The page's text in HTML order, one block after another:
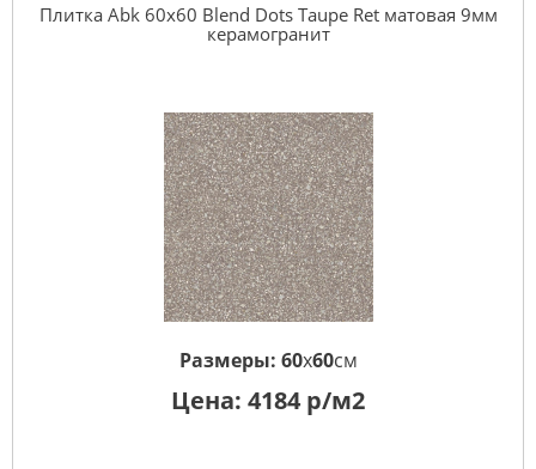
Плитка Abk 60x60 Blend Dots Taupe Ret матовая 9мм
керамогранит
Размеры: 60x60см
Цена: 4184 р/м2